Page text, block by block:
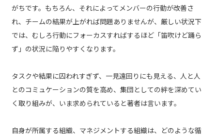
がちです。もちろん、それによってメンバーの行動が改善さ
れ、チームの結果が上がれば問題ありませんが、厳しい状況下
では、むしろ行動にフォーカスすればするほど「笛吹けど踊ら
ず」の状況に陥りやすくなります。
タスクや結果に囚われすぎず、一見遠回りにも見える、人と人
とのコミュケーションの質を高め、集団としての絆を深めてい
く取り組みが、いま求められていると著者は言います。
自身が所属する組織、マネジメントする組織は、どのような循